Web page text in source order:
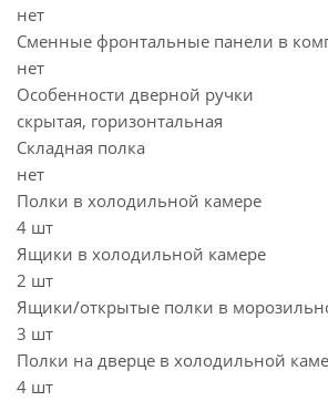
нет
Сменные фронтальные панели в
нет
Особенности дверной ручки
скрытая, горизонтальная
Складная полка
нет
Полки в холодильной камере
4 шт
Ящики в холодильной камере
2 шт
Ящики/открытые полки в
3 шт
Полки на дверце в холодильной
4 шт